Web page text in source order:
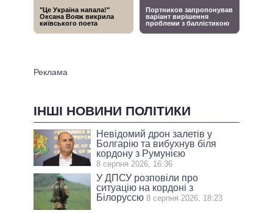
ІНШІ НОВИНИ ПОЛІТИКИ
Невідомий дрон залетів у
Болгарію та вибухнув біля
кордону з Румунією
8 серпня 2026, 16:36
У ДПСУ розповіли про
ситуацію на кордоні з
Білоруссю 8 серпня 2026, 18:23